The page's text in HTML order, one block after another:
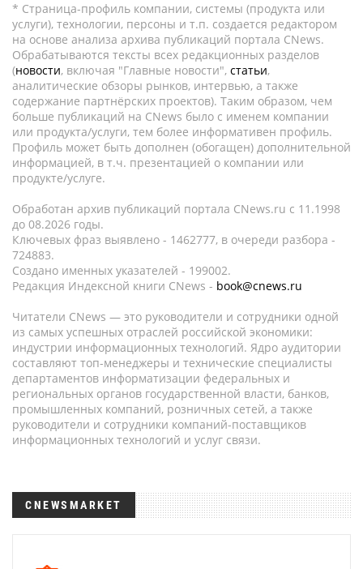
* Страница-профиль компании, системы (продукта или
услуги), технологии, персоны и т.п. создается редактором
на основе анализа архива публикаций портала CNews.
Обрабатываются тексты всех редакционных разделов
(новости, включая "Главные новости", статьи,
аналитические обзоры рынков, интервью, а также
содержание партнёрских проектов). Таким образом, чем
больше публикаций на CNews было с именем компании
или продукта/услуги, тем более информативен профиль.
Профиль может быть дополнен (обогащен) дополнительной
информацией, в т.ч. презентацией о компании или
продукте/услуге.
Обработан архив публикаций портала CNews.ru c 11.1998
до 08.2026 годы.
Ключевых фраз выявлено - 1462777, в очереди разбора -
724883.
Создано именных указателей - 199002.
Редакция Индексной книги CNews - book@cnews.ru
Читатели CNews — это руководители и сотрудники одной
из самых успешных отраслей российской экономики:
индустрии информационных технологий. Ядро аудитории
составляют топ-менеджеры и технические специалисты
департаментов информатизации федеральных и
региональных органов государственной власти, банков,
промышленных компаний, розничных сетей, а также
руководители и сотрудники компаний-поставщиков
информационных технологий и услуг связи.
CNEWSMARKET